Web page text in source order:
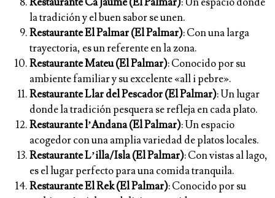
Restaurante Ca Jaume (El Palmar): Un espacio donde
la tradición y el buen sabor se unen.
Restaurante El Palmar (El Palmar): Con una larga
trayectoria, es un referente en la zona.
Restaurante Mateu (El Palmar): Conocido por su
ambiente familiar y su excelente «all i pebre».
Restaurante Llar del Pescador (El Palmar): Un lugar
donde la tradición pesquera se refleja en cada plato.
Restaurante l’Andana (El Palmar): Un espacio
acogedor con una amplia variedad de platos locales.
Restaurante L’illa/Isla (El Palmar): Con vistas al lago,
es el lugar perfecto para una comida tranquila.
Restaurante El Rek (El Palmar): Conocido por su